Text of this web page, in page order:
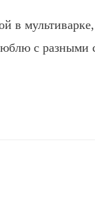
в
с разными